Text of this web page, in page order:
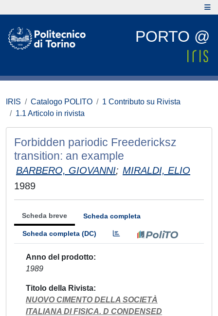
PORTO @
IRIS Catalogo POLITO
1 Contributo su Rivista
1.1 Articolo in rivista
Forbidden pariodic Freedericksz
transition: an example
BARBERO, GIOVANNI; MIRALDI, ELIO
1989
Scheda breve Scheda completa
Scheda completa (DC)
Anno del prodotto
1989
Titolo della Rivista
NUOVO CIMENTO DELLA SOCIETÀ
ITALIANA DI FISICA. D CONDENSED